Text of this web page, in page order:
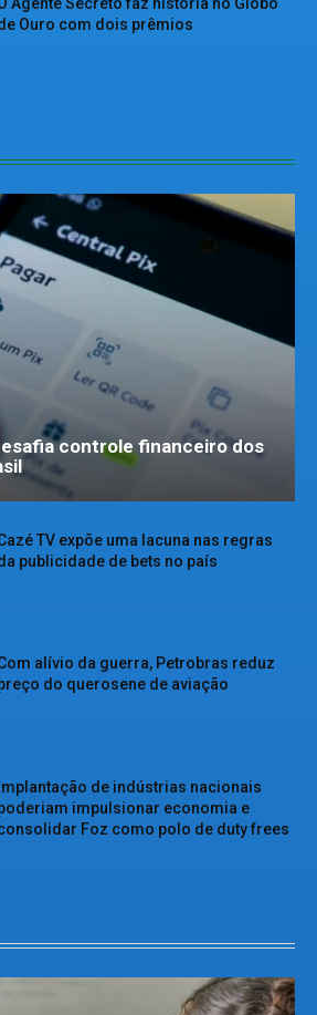
Agente Secreto faz história no Globo
Ouro com dois prêmios
controle financeiro dos
TV expõe uma lacuna nas regras
publicidade de bets no país
alívio da guerra, Petrobras reduz
do querosene de aviação
Implantação de indústrias nacionais
impulsionar economia e
Foz como polo de duty frees